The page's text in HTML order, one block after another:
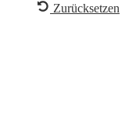
Zurücksetzen